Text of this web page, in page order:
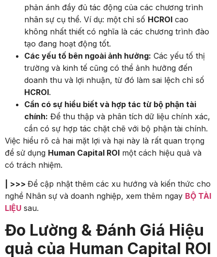
phản ánh đầy đủ tác động của các chương trình
nhân sự cụ thể. Ví dụ: một chỉ số HCROI cao
không nhất thiết có nghĩa là các chương trình đào
tạo đang hoạt động tốt.
Các yếu tố bên ngoài ảnh hưởng: Các yếu tố thị
trường và kinh tế cũng có thể ảnh hưởng đến
doanh thu và lợi nhuận, từ đó làm sai lệch chỉ số
HCROI
Cần có sự hiểu biết và hợp tác từ bộ phận tài
chính: Để thu thập và phân tích dữ liệu chính xác,
cần có sự hợp tác chặt chẽ với bộ phận tài chính.
Việc hiểu rõ cả hai mặt lợi và hại này là rất quan trọng
để sử dụng Human Capital ROI một cách hiệu quả và
có trách nhiệm.
| >>> Để cập nhật thêm các xu hướng và kiến thức cho
nghề Nhân sự và doanh nghiệp, xem thêm ngay BỘ TÀI
LIỆU sau.
Đo Lường & Đánh Giá Hiệu
quả của Human Capital ROI